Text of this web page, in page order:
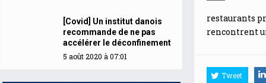
restaurants
rencontrent
Tweet
[Covid] Un institut danois
recommande de ne pas
accélérer le déconfinement
5 août 2020 à 07:01